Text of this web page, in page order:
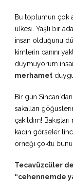
Bu toplumun çok
ülkesi. Yaşlı bir
insan olduğunu
kimlerin canını
duymuyorum
merhamet
Bir gün
sakalları
çakıldım!
kadın görseler
örneği çoktu
Tecavüzcüler
“cehennemde